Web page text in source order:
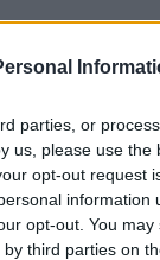
parties, or
us, please use the
opt-out request
information
opt-out. You
third parties on